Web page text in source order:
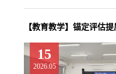
【教育教学】锚定评估
15
2026.05